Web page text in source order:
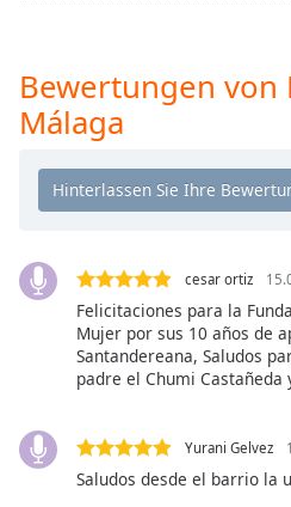
Chapters
Chapters
Descriptions
descriptions
selected
subtitles
settings
subtitles
settings
dialog
Bewertungen von
Málaga
cesar ortiz
Felicitaciones para la
Mujer por sus 10 años de
Santandereana, Saludos
padre el Chumi
Yurani Gelvez
Saludos desde el barrio la